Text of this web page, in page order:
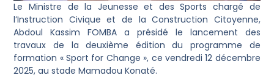
Le Ministre de la Jeunesse et des Sports chargé de
l’Instruction Civique et de la Construction Citoyenne,
Abdoul Kassim FOMBA a présidé le lancement des
travaux de la deuxième édition du programme de
formation « Sport for Change », ce vendredi 12 décembre
2025, au stade Mamadou Konaté.